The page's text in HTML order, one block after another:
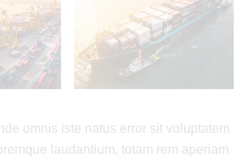
omnis iste natus error sit voluptatem
laudantium, totam rem aperiam